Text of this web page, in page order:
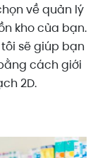
về quản lý
kho của bạn.
sẽ giúp bạn
cách giới
2D.